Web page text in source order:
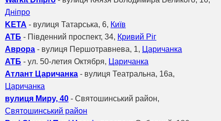
Дніпро
KETA - вулиця Татарська, 6, Київ
АТБ - Південний проспект, 34, Кривий Ріг
Аврора - вулиця Першотравнева, 1, Царичанка
АТБ - ул. 50-летия Октября, Царичанка
Атлант Царичанка - вулиця Театральна, 16а,
Царичанка
вулиця Миру, 40 - Святошинський район,
Святошинський район